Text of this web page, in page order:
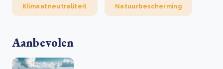
Klimaatneutraliteit Natuurbescherming
Aanbevolen